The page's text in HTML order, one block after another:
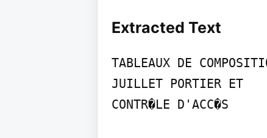
Extracted Text
TABLEAUX DE
JUILLET PORTIER ET
CONTR�LE D'ACC�S